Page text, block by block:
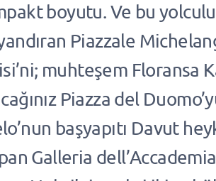
boyutu. Ve bu
Piazzale
muhteşem Floransa
Piazza del
başyapıtı Davut
Galleria